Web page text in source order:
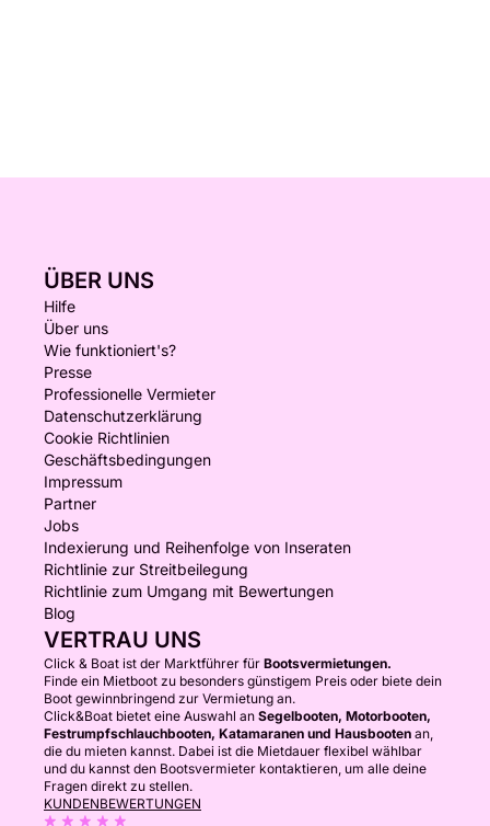
ÜBER UNS
Hilfe
Über uns
Wie funktioniert's?
Presse
Professionelle Vermieter
Datenschutzerklärung
Cookie Richtlinien
Geschäftsbedingungen
Impressum
Partner
Jobs
Indexierung und Reihenfolge von Inseraten
Richtlinie zur Streitbeilegung
Richtlinie zum Umgang mit Bewertungen
Blog
VERTRAU UNS
Click & Boat ist der Marktführer für Bootsvermietungen.
Finde ein Mietboot zu besonders günstigem Preis oder biete dein
Boot gewinnbringend zur Vermietung an.
Click&Boat bietet eine Auswahl an Segelbooten, Motorbooten,
Festrumpfschlauchbooten, Katamaranen und Hausbooten an,
die du mieten kannst. Dabei ist die Mietdauer flexibel wählbar
und du kannst den Bootsvermieter kontaktieren, um alle deine
Fragen direkt zu stellen.
KUNDENBEWERTUNGEN